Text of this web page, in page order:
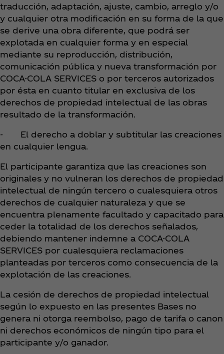
traducción, adaptación, ajuste, cambio, arreglo y/o
y cualquier otra modificación en su forma de la que
se derive una obra diferente, que podrá ser
explotada en cualquier forma y en especial
mediante su reproducción, distribución,
comunicación pública y nueva transformación por
COCA-COLA SERVICES o por terceros autorizados
por ésta en cuanto titular en exclusiva de los
derechos de propiedad intelectual de las obras
resultado de la transformación.
- El derecho a doblar y subtitular las creaciones
en cualquier lengua.
El participante garantiza que las creaciones son
originales y no vulneran los derechos de propiedad
intelectual de ningún tercero o cualesquiera otros
derechos de cualquier naturaleza y que se
encuentra plenamente facultado y capacitado para
ceder la totalidad de los derechos señalados,
debiendo mantener indemne a COCA-COLA
SERVICES por cualesquiera reclamaciones
planteadas por terceros como consecuencia de la
explotación de las creaciones.
La cesión de derechos de propiedad intelectual
según lo expuesto en las presentes Bases no
genera ni otorga reembolso, pago de tarifa o canon
ni derechos económicos de ningún tipo para el
participante y/o ganador.